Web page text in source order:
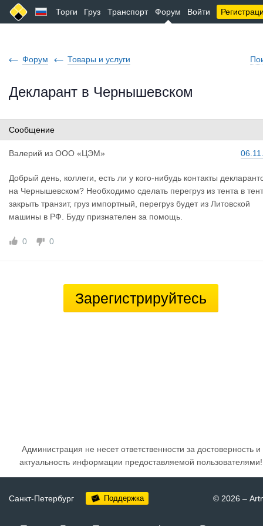
Торги Груз Транспорт Форум Войти
Форум Товары и услуги
Декларант в Чернышевском
Сообщение
Валерий из ООО «ЦЭМ»
Добрый день, коллеги, есть ли у кого-нибудь контакты
на Чернышевском? Необходимо сделать перегруз из тента в
закрыть транзит, груз импортный, перегруз будет из Литовской
машины в РФ. Буду признателен за помощь.
0 0
Зарегистрируйтесь
Администрация не несет ответственности за достоверность и
актуальность информации предоставляемой пользователями!
Санкт-Петербург Поддержка © 2026 –